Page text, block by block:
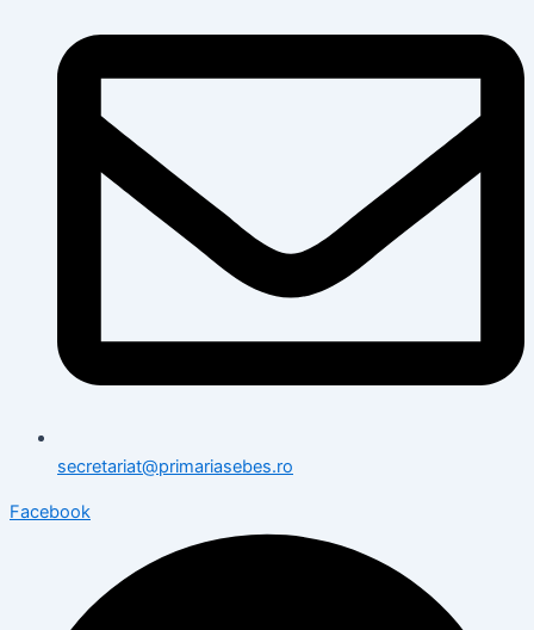
secretariat@primariasebes.ro
Facebook